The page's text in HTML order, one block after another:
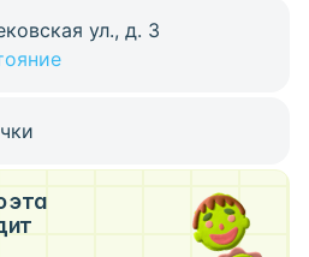
ул., д. 3
эта